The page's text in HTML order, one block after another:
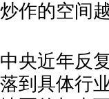
炒作的空间
中央近年反
落到具体行